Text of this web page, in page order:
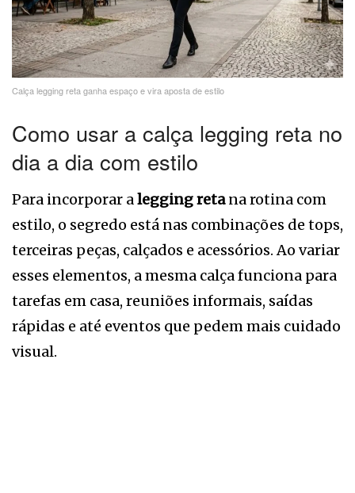
Calça legging reta ganha espaço e vira aposta de estilo
Como usar a calça legging reta no
dia a dia com estilo
Para incorporar a legging retana rotina com
estilo, o segredo está nas combinações de tops,
terceiras peças, calçados e acessórios. Ao variar
esses elementos, a mesma calça funciona para
tarefas em casa, reuniões informais, saídas
rápidas e até eventos que pedem mais cuidado
visual.